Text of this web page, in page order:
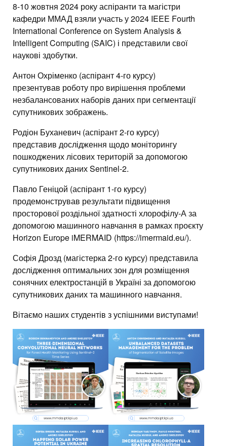
8-10 жовтня 2024 року аспіранти та магістри
кафедри ММАД взяли участь у 2024 IEEE Fourth
International Conference on System Analysis &
Intelligent Computing (SAIC) і представили свої
наукові здобутки.
Антон Охріменко (аспірант 4-го курсу)
презентував роботу про вирішення проблеми
незбалансованих наборів даних при сегментації
супутникових зображень.
Родіон Буханевич (аспірант 2-го курсу)
представив дослідження щодо моніторингу
пошкоджених лісових територій за допомогою
супутникових даних Sentinel-2.
Павло Геніцой (аспірант 1-го курсу)
продемонстрував результати підвищення
просторової роздільної здатності хлорофілу-А за
допомогою машинного навчання в рамках проєкту
Horizon Europe iMERMAID (https://imermaid.eu/).
Софія Дрозд (магістерка 2-го курсу) представила
дослідження оптимальних зон для розміщення
сонячних електростанцій в Україні за допомогою
супутникових даних та машинного навчання.
Вітаємо наших студентів з успішними виступами!